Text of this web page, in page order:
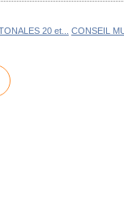
20 et... CONSEIL